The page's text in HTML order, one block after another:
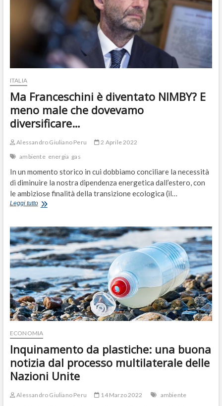
agli
fatti
ITALIA
Ma Franceschini è diventato NIMBY? E
meno male che dovevamo
diversificare…
Alessandro Giuliano Peru
2 Aprile 2022
ambiente energia gas
In un momento storico in cui dobbiamo conciliare la necessità
di diminuire la nostra dipendenza energetica dall’estero, con
le ambiziose finalità della transizione ecologica (il…
Leggi tuttoMa
diventato
NIMBY?
E
meno
male
dovevamo
diversificare…
ECONOMIA
Inquinamento da plastiche: una buona
notizia dal processo multilaterale delle
Nazioni Unite
Alessandro Giuliano Peru 14 Marzo 2022 ambiente